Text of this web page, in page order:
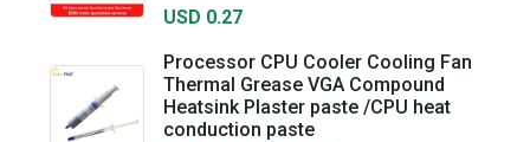
USD 0.27
Processor CPU Cooler Cooling Fan
Thermal Grease VGA Compound
Heatsink Plaster paste /CPU heat
conduction paste